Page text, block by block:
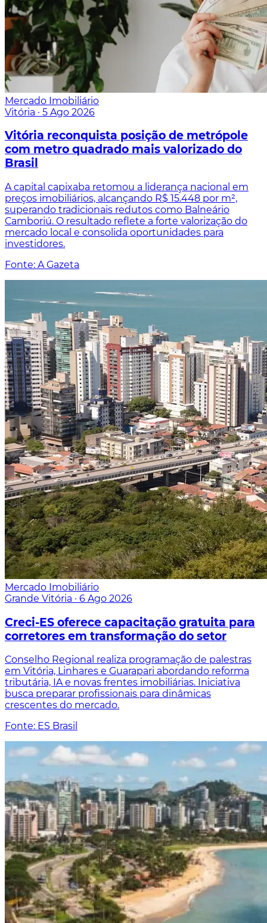
Mercado Imobiliário
Vitória · 5 Ago 2026
Vitória reconquista posição de metrópole
com metro quadrado mais valorizado do
Brasil
A capital capixaba retomou a liderança nacional em
preços imobiliários, alcançando R$ 15.448 por m²,
superando tradicionais redutos como Balneário
Camboriú. O resultado reflete a forte valorização do
mercado local e consolida oportunidades para
investidores.
Fonte: A Gazeta
Mercado Imobiliário
Grande Vitória · 6 Ago 2026
Creci-ES oferece capacitação gratuita para
corretores em transformação do setor
Conselho Regional realiza programação de palestras
em Vitória, Linhares e Guarapari abordando reforma
tributária, IA e novas frentes imobiliárias. Iniciativa
busca preparar profissionais para dinâmicas
crescentes do mercado.
Fonte: ES Brasil